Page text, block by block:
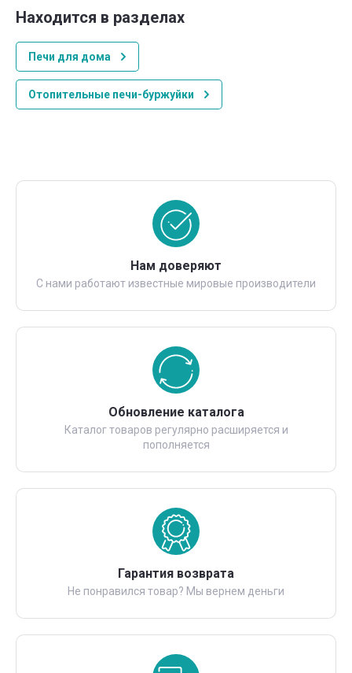
Находится в разделах
Печи для дома
Отопительные печи-буржуйки
Нам доверяют
С нами работают известные мировые производители
Обновление каталога
Каталог товаров регулярно расширяется и
пополняется
Гарантия возврата
Не понравился товар? Мы вернем деньги